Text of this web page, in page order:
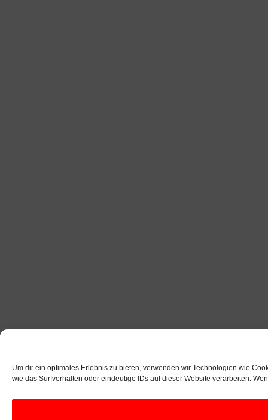
Um dir ein optimales Erlebnis zu bieten, verwenden wir Technologien wie
wie das Surfverhalten oder eindeutige IDs auf dieser Website verarbeiten.